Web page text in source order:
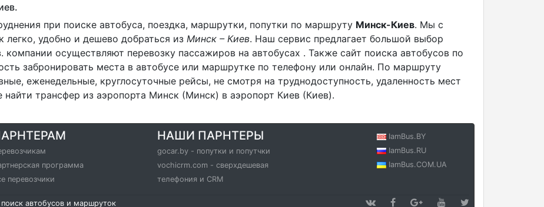
при поиске автобуса, поездка, маршрутки, попутки по маршруту Минск-Киев. Мы с
удобно и дешево добраться из Минск – Киев. Наш сервис предлагает большой выбор
осуществляют перевозку пассажиров на автобусах . Также сайт поиска автобусов по
забронировать места в автобусе или маршрутке по телефону или онлайн. По маршруту
еженедельные, круглосуточные рейсы, не смотря на труднодоступность, удаленность мест
трансфер из аэропорта Минск (Минск) в аэропорт Киев (Киев).
программа
перевозчики
НАШИ ПАРНТЕРЫ
gocar.by - попутки и попутчки
vochicrm.com - сверхдешевая
телефония и CRM
IamBus.BY
IamBus.RU
IamBus.COM.UA
автобусов и маршруток